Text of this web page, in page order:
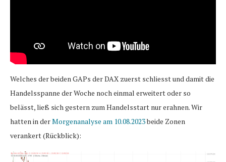
Welches der beiden GAPs der DAX zuerst schliesst und damit die
Handelsspanne der Woche noch einmal erweitert oder so
belässt, ließ sich gestern zum Handelsstart nur erahnen. Wir
hatten in derMorgenanalyse am 10.08.2023beide Zonen
verankert (Rückblick):